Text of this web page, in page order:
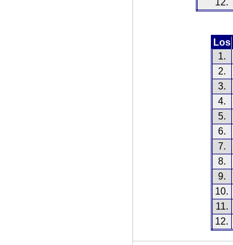
12.
Los
1.
2.
3.
4.
5.
6.
7.
8.
9.
10.
11.
12.